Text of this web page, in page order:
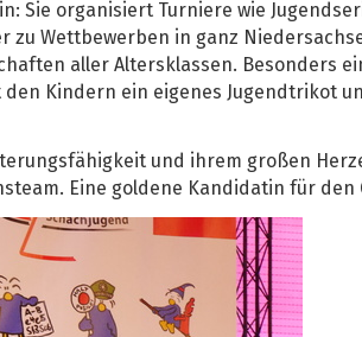
Sie organisiert Turniere wie
Wettbewerben in ganz
aller Altersklassen. Besonders
Kindern ein eigenes Jugendtrikot
und ihrem großen
Eine goldene Kandidatin für den